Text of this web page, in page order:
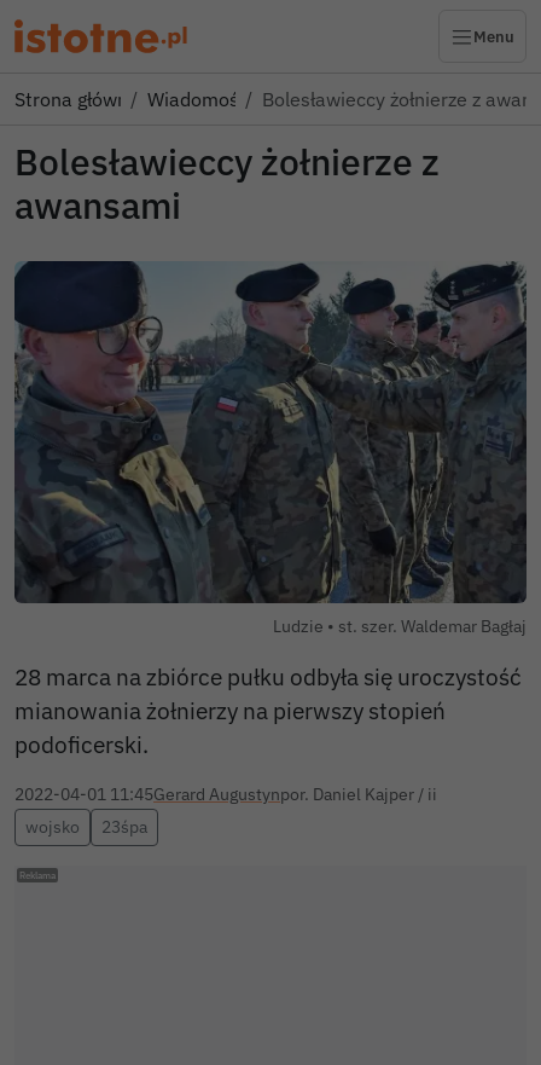
Menu
Strona główna Wiadomości Bolesławieccy żołnierze z
Bolesławieccy żołnierze z
awansami
Ludzie • Autor zdjęcia:
st. szer. Waldemar Bagłaj
28 marca na zbiórce pułku odbyła się uroczystość
mianowania żołnierzy na pierwszy stopień
podoficerski.
2022-04-01 11:45Gerard Augustynpor. Daniel Kajper / ii
wojsko
23śpa